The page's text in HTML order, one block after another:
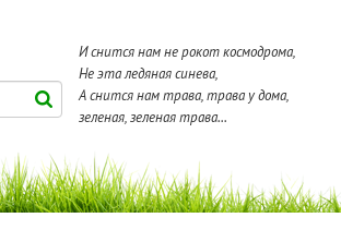
И снится нам не рокот космодрома,
Не эта ледяная синева,
А снится нам трава, трава у дома,
зеленая, зеленая трава...